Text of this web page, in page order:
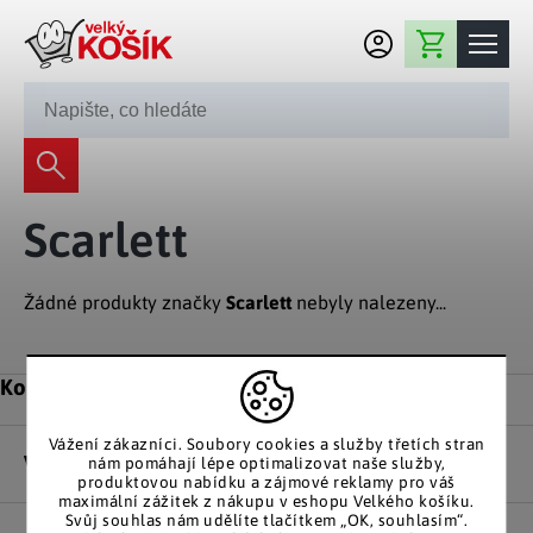
Vážení zákazníci. Soubory cookies a služby třetích stran
nám pomáhají lépe optimalizovat naše služby,
produktovou nabídku a zájmové reklamy pro váš
maximální zážitek z nákupu v eshopu Velkého košíku.
Svůj souhlas nám udělíte tlačítkem „OK, souhlasím“.
Nákupní košík
245 008 200
Dekorace
Bytové dekorace
Velikonoční dekorace
Dekorace na hrob
Domácnost
Bytový textil
Koupelna a záchod
Ložnice a šatna
Kuchyně
Kuchyňské pomůcky
Prostírání a stolování
Příprava nápojů
Grilování a smažení
Nábytek
Koupelnový nábytek
Nábytek do předsíně
Nábytek do ložnice
Zahradní doplňky
Zahradní nábytek
Volný čas
Scarlett
Žádné produkty značky Scarlett nebyly nalezeny...
Zápatí
Kontakt
Vše o nákupu